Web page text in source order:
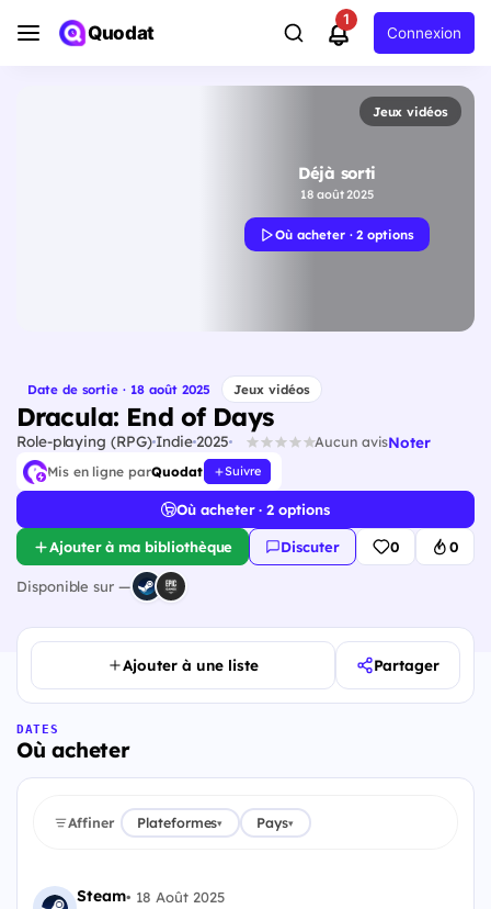
Quodat
1
Connexion
Jeux vidéos
Déjà sorti
18 août 2025
Où acheter · 2 options
Date de sortie · 18 août 2025 Jeux vidéos
Dracula: End of Days
Role-playing (RPG)Indie 2025 Aucun avisNoter
Mis en ligne parQuodat Suivre
Où acheter · 2 options
Ajouter à ma bibliothèque Discuter 0 0
Disponible sur —
Ajouter à une liste Partager
DATES
Où acheter
Affiner Plateformes▾ Pays▾
Steam• 18 Août 2025